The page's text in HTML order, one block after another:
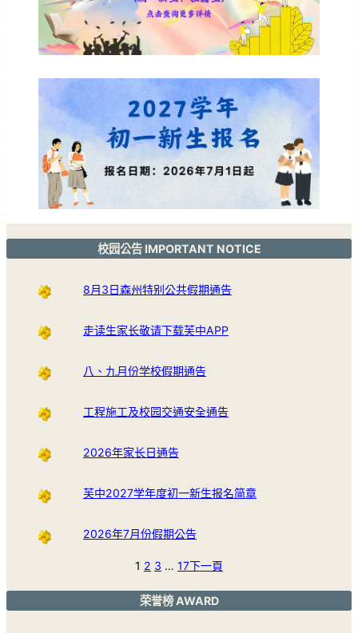
校园公告 IMPORTANT NOTICE
8月3日森州特别公共假期通告
走读生家长敬请下载芙中APP
八、九月份学校假期通告
工程施工及校园交通安全通告
2026年家长日通告
芙中2027学年度初一新生报名简章
2026年7月份假期公告
1 2 3 … 17下一頁
荣誉榜 AWARD